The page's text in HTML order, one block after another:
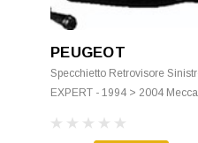
PEUGEOT
Specchietto Retrovisore
EXPERT - 1994 > 2004